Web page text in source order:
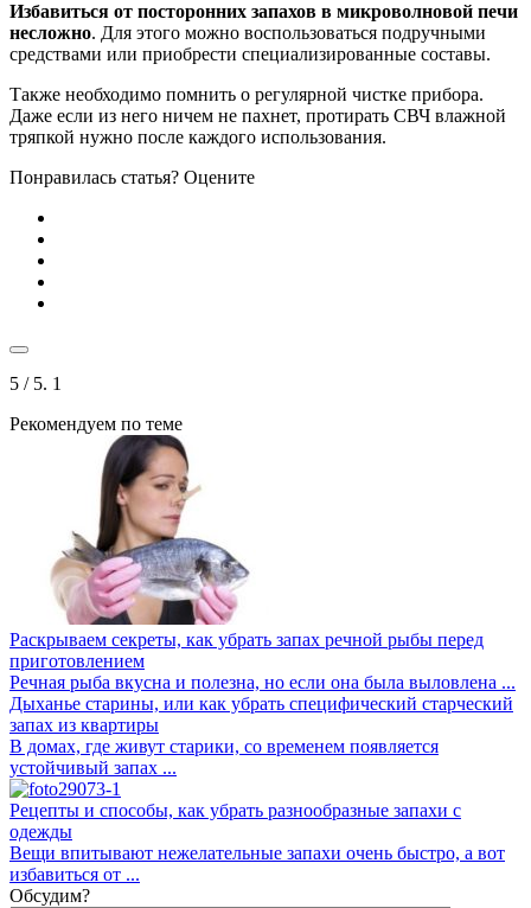
Избавиться от посторонних запахов в микроволновой печи
несложно. Для этого можно воспользоваться подручными
средствами или приобрести специализированные составы.
Также необходимо помнить о регулярной чистке прибора.
Даже если из него ничем не пахнет, протирать СВЧ влажной
тряпкой нужно после каждого использования.
Понравилась статья? Оцените
5 / 5. 1
Рекомендуем по теме
Раскрываем секреты, как убрать запах речной рыбы перед
приготовлением
Речная рыба вкусна и полезна, но если она была выловлена ...
Дыханье старины, или как убрать специфический старческий
запах из квартиры
В домах, где живут старики, со временем появляется
устойчивый запах ...
Рецепты и способы, как убрать разнообразные запахи с
одежды
Вещи впитывают нежелательные запахи очень быстро, а вот
избавиться от ...
Обсудим?